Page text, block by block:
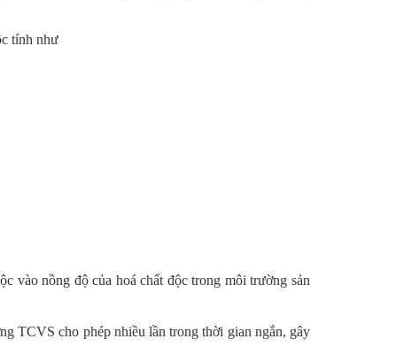
tính như
vào nồng độ của hoá chất độc trong môi trường sản
TCVS cho phép nhiều lần trong thời gian ngắn, gây